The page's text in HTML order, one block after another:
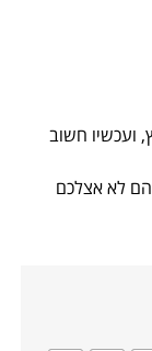
ועכשיו חשוב
לא אצלכם